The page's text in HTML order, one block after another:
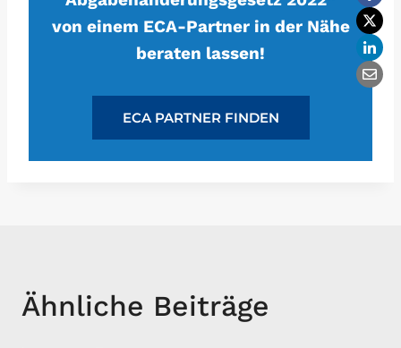
von einem ECA-Partner in der Nähe
beraten lassen!
ECA PARTNER FINDEN
Ähnliche Beiträge